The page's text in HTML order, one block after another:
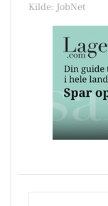
Kilde: JobNet